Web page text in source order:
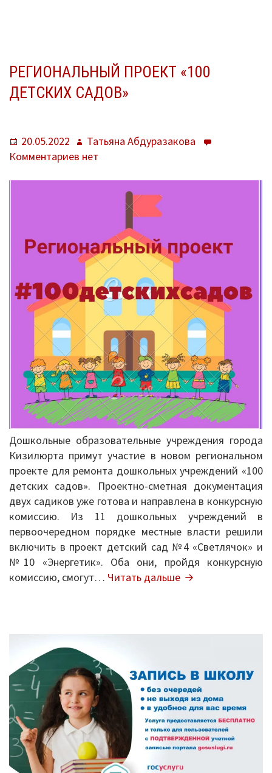
с
капитального
ремонта
РЕГИОНАЛЬНЫЙ ПРОЕКТ «100
ДЕТСКИХ САДОВ»
Опубликовано
20.05.2022 Автор
Татьяна Абдуразакова
Комментариев к
детских
садов»
нет
Дошкольные образовательные учреждения города
Кизилюрта примут участие в новом региональном
проекте для ремонта дошкольных учреждений «100
детских садов». Проектно-сметная документация
двух садиков уже готова и направлена в конкурсную
комиссию. Из 11 дошкольных учреждений в
первоочередном порядке местные власти решили
включить в проект детский сад №4 «Светлячок» и
№10 «Энергетик». Оба они, пройдя конкурсную
комиссию, смогут… Читать дальше Региональный
садов»
ОСНОВНАЯ
ПАНЕЛЬ